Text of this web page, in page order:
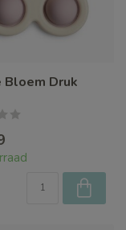
Bloem Druk